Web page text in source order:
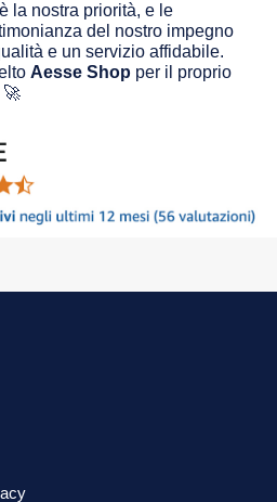
la nostra priorità, e le
del nostro impegno
e un servizio affidabile.
Aesse Shop per il proprio
🚀